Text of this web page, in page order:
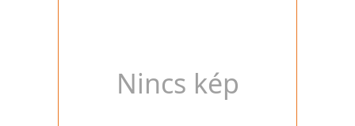
Nincs kép